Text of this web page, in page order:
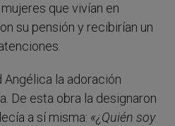
que vivían en
su pensión y recibirían un
la adoración
De esta obra la designaron
a sí misma: «¿Quién soy